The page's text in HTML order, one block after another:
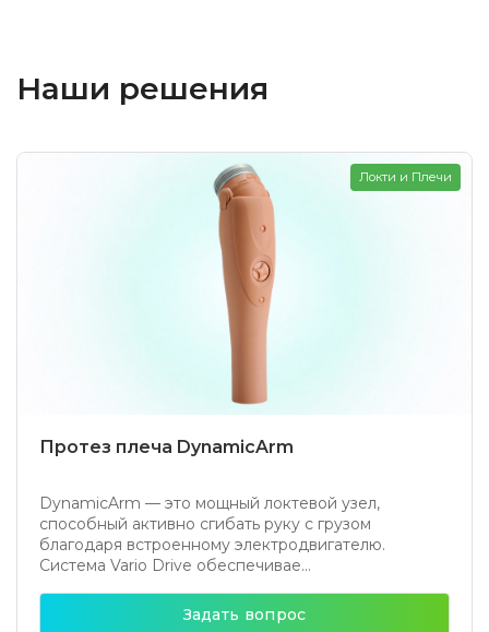
Наши решения
Протез плеча DynamicArm
DynamicArm — это мощный локтевой узел,
способный активно сгибать руку с грузом
благодаря встроенному электродвигателю.
Система Vario Drive обеспечивае...
Локти и Плечи
Задать вопрос